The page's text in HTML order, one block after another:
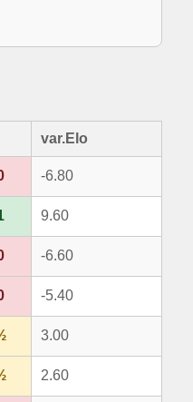
var.Elo
-6.80
9.60
-6.60
-5.40
3.00
2.60